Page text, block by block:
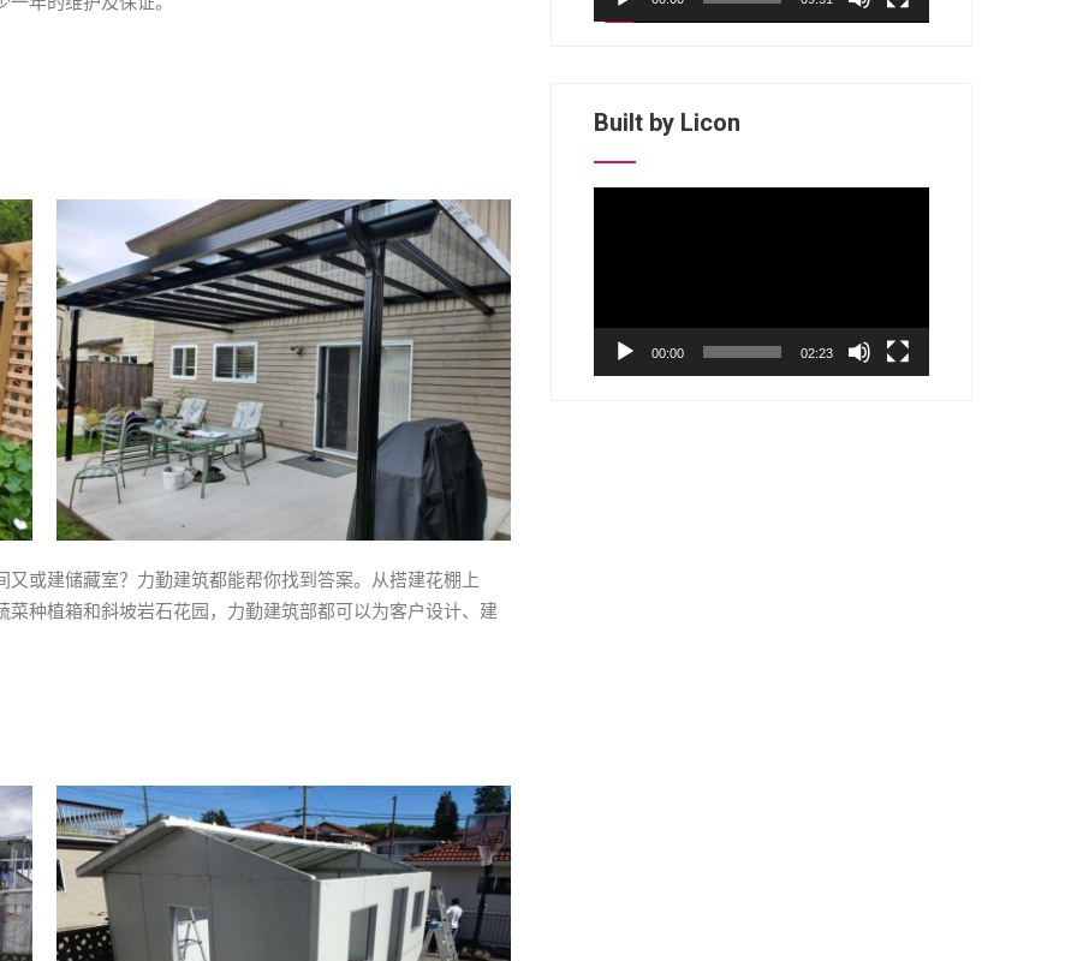
或建储藏室？力勤建筑都能帮你找到答案。从搭建花棚上
种植箱和斜坡岩石花园，力勤建筑部都可以为客户设计、建
Built by Licon
00:00 02:23